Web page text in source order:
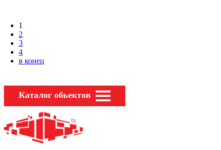
1
2
3
4
в конец
Каталог обьектов